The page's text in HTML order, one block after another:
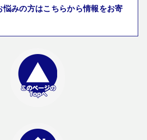
悩みの方はこちらから情報をお寄